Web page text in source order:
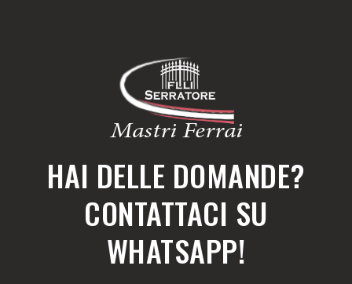
HAI DELLE DOMANDE?
CONTATTACI SU
WHATSAPP!